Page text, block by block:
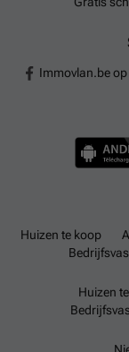
Immovlan.be
Huizen te koop
Huizen